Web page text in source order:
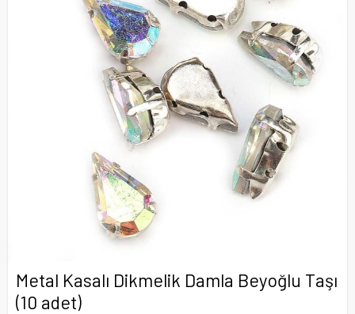
Metal Kasalı Dikmelik Damla Beyoğlu Taşı
(10 adet)